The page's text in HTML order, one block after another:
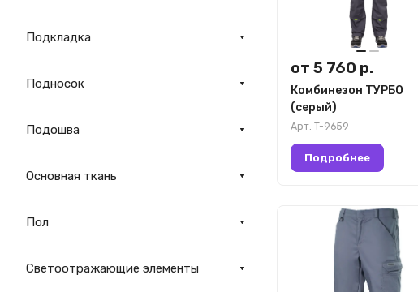
от 5 760 р.
Комбинезон ТУРБО
(серый)
Арт. T-9659
Подробнее
Подкладка
Подносок
Подошва
Основная ткань
Пол
Светоотражающие элементы